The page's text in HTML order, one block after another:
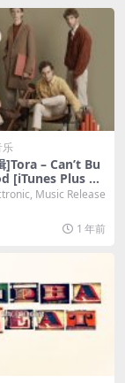
乐
]Tora – Can’t Bu
[iTunes Plus M
Music Release
1 年前